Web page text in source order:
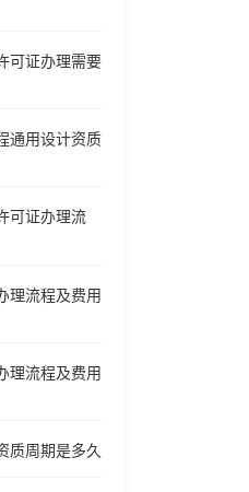
可证办理需要
通用设计资质
可证办理流
理流程及费用
理流程及费用
质周期是多久